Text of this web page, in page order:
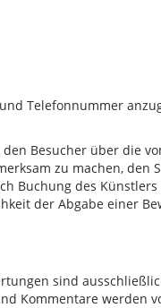
Telefonnummer
Besucher über die
zu machen, den
Buchung des
der Abgabe einer
sind
Kommentare werden